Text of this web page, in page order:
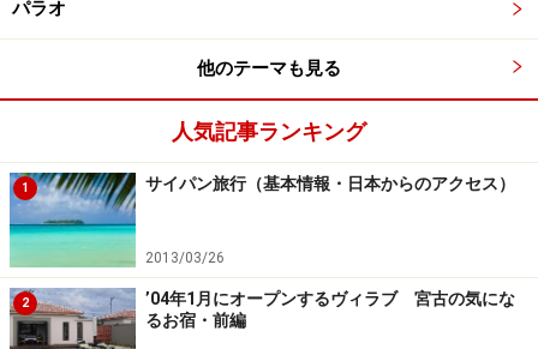
深いブルーの海に花崗岩がアクセントになっているセーシェ
ルのビーチ
また、二番目に大きなのは、プララン島。こちらに双子
ヤシが群生している世界遺産のヴァレ・ド・メ自然保護
パラオ
他のテーマも見る
人気記事ランキング
1 サイパン旅行（基本情報・日本からのアクセス）
2013/03/26
2
’04年1月にオープンするヴィラブ 宮古の気にな
るお宿・前編